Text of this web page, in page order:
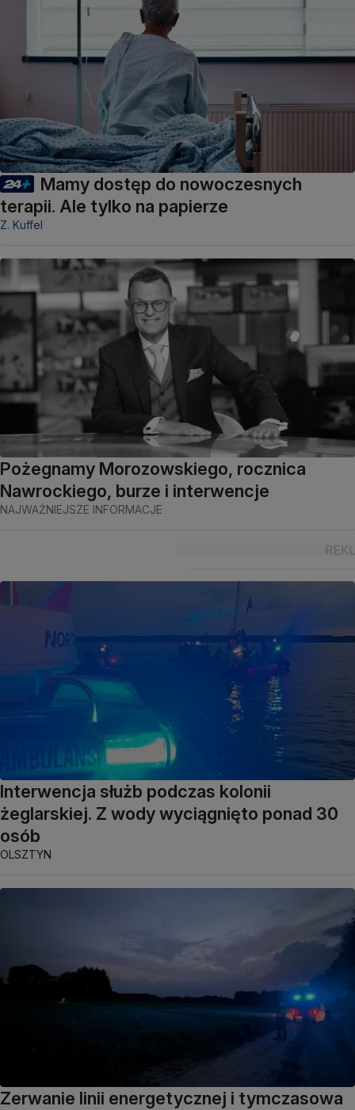
Mamy dostęp do nowoczesnych
terapii. Ale tylko na papierze
Z. Kuffel
Pożegnamy Morozowskiego, rocznica
Nawrockiego, burze i interwencje
NAJWAŻNIEJSZE INFORMACJE
Interwencja służb podczas kolonii
żeglarskiej. Z wody wyciągnięto ponad 30
osób
OLSZTYN
Zerwanie linii energetycznej i tymczasowa